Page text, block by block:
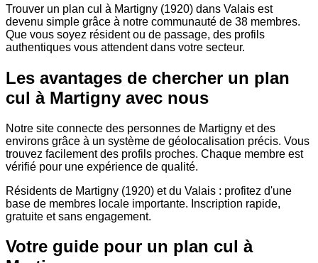
Trouver un plan cul à Martigny (1920) dans Valais est
devenu simple grâce à notre communauté de 38 membres.
Que vous soyez résident ou de passage, des profils
authentiques vous attendent dans votre secteur.
Les avantages de chercher un plan
cul à Martigny avec nous
Notre site connecte des personnes de Martigny et des
environs grâce à un système de géolocalisation précis. Vous
trouvez facilement des profils proches. Chaque membre est
vérifié pour une expérience de qualité.
Résidents de Martigny (1920) et du Valais : profitez d'une
base de membres locale importante. Inscription rapide,
gratuite et sans engagement.
Votre guide pour un plan cul à